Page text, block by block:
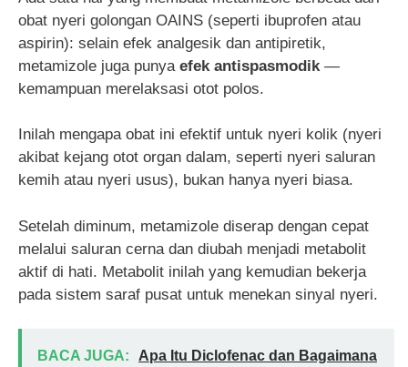
obat nyeri golongan OAINS (seperti ibuprofen atau
aspirin): selain efek analgesik dan antipiretik,
metamizole juga punya efek antispasmodik —
kemampuan merelaksasi otot polos.
Inilah mengapa obat ini efektif untuk nyeri kolik (nyeri
akibat kejang otot organ dalam, seperti nyeri saluran
kemih atau nyeri usus), bukan hanya nyeri biasa.
Setelah diminum, metamizole diserap dengan cepat
melalui saluran cerna dan diubah menjadi metabolit
aktif di hati. Metabolit inilah yang kemudian bekerja
pada sistem saraf pusat untuk menekan sinyal nyeri.
BACA JUGA:
Apa Itu Diclofenac dan Bagaimana